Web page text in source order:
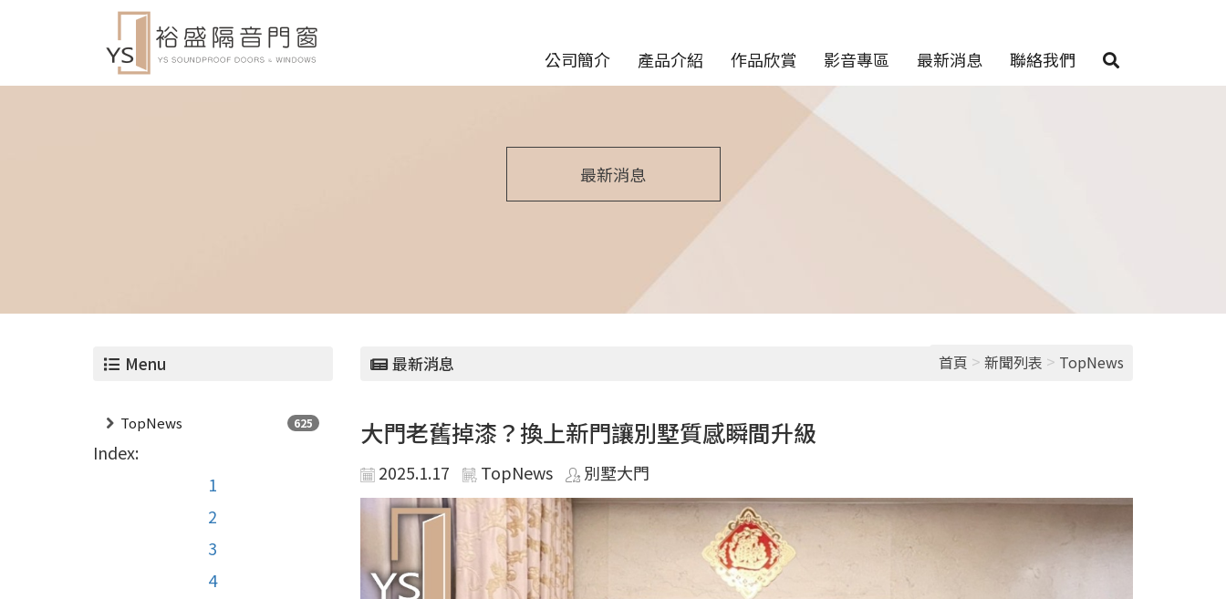
公司簡介 產品介紹 作品欣賞 影音專區 最新消息 聯絡我們
最新消息
Menu
TopNews 625
Index:
1
2
3
4
最新消息 首頁 > 新聞列表 > TopNews
大門老舊掉漆？換上新門讓別墅質感瞬間升級
2025.1.17 TopNews 別墅大門